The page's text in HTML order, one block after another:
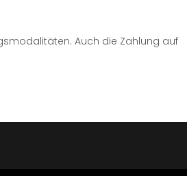
Auch die Zahlung auf